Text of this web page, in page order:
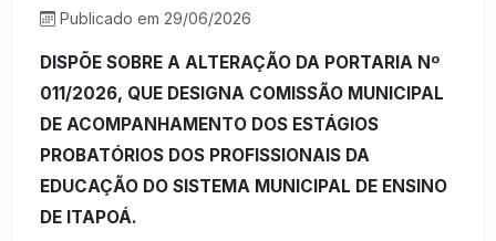
Publicado em 29/06/2026
DISPÕE SOBRE A ALTERAÇÃO DA PORTARIA Nº
011/2026, QUE DESIGNA COMISSÃO MUNICIPAL
DE ACOMPANHAMENTO DOS ESTÁGIOS
PROBATÓRIOS DOS PROFISSIONAIS DA
EDUCAÇÃO DO SISTEMA MUNICIPAL DE ENSINO
DE ITAPOÁ.